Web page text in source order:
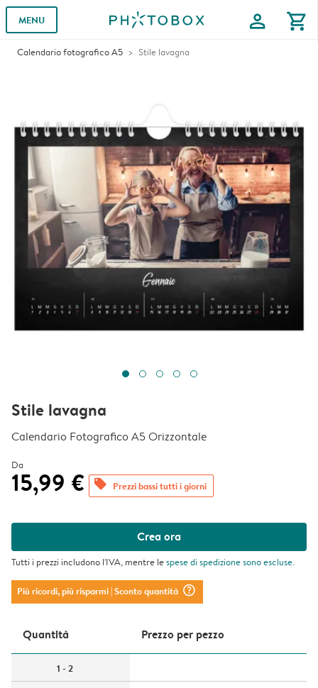
MENU profile shopping_cart
Calendario fotografico A5 Stile lavagna
Stile lavagna
Calendario Fotografico A5 Orizzontale
Da
15,99 € offers Prezzi bassi tutti i giorni
Crea ora
Tutti i prezzi includono l'IVA, mentre lespese di spedizionesono escluse.
Più ricordi, più risparmi| Sconto quantità question_mark_circle
Quantità Prezzo per pezzo
1 - 2